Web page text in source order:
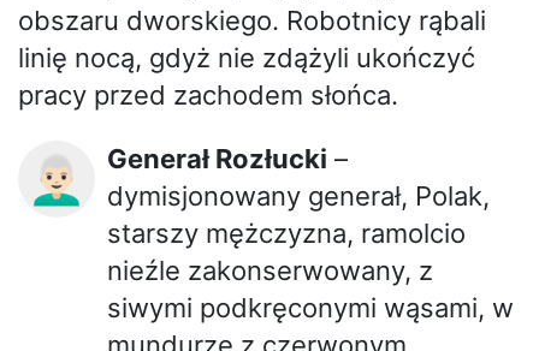
obszaru dworskiego. Robotnicy rąbali
linię nocą, gdyż nie zdążyli ukończyć
pracy przed zachodem słońca.
👨🏻‍🦳 Generał Rozłucki –
dymisjonowany generał, Polak,
starszy mężczyzna, ramolcio
nieźle zakonserwowany, z
siwymi podkręconymi wąsami, w
mundurze z czerwonym